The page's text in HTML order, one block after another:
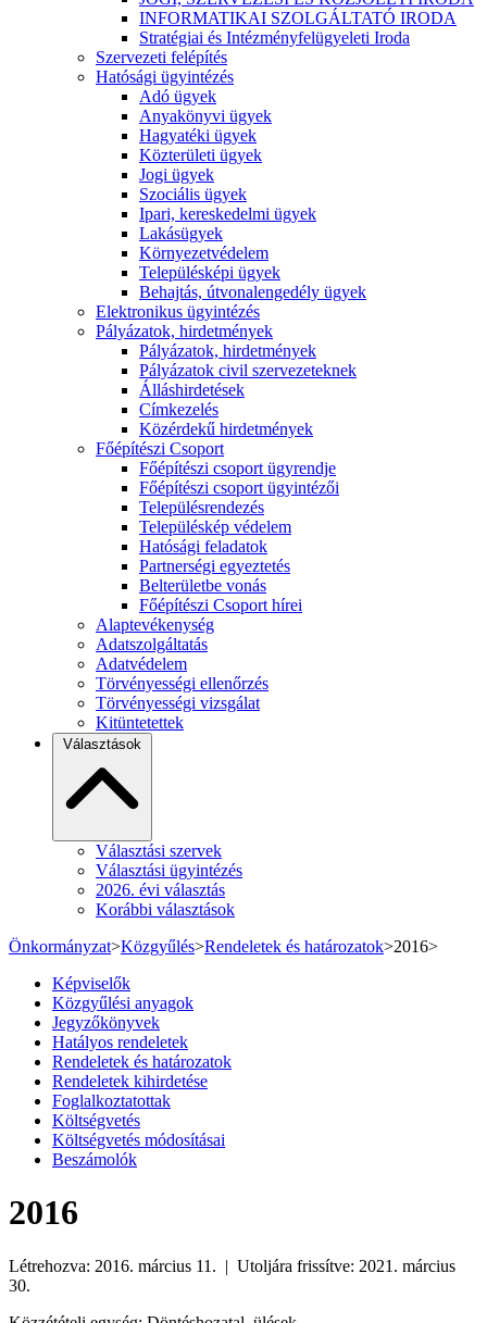
INFORMATIKAI SZOLGÁLTATÓ IRODA
Stratégiai és Intézményfelügyeleti Iroda
Szervezeti felépítés
Hatósági ügyintézés
Adó ügyek
Anyakönyvi ügyek
Hagyatéki ügyek
Közterületi ügyek
Jogi ügyek
Szociális ügyek
Ipari, kereskedelmi ügyek
Lakásügyek
Környezetvédelem
Településképi ügyek
Behajtás, útvonalengedély ügyek
Elektronikus ügyintézés
Pályázatok, hirdetmények
Pályázatok, hirdetmények
Pályázatok civil szervezeteknek
Álláshirdetések
Címkezelés
Közérdekű hirdetmények
Főépítészi Csoport
Főépítészi csoport ügyrendje
Főépítészi csoport ügyintézői
Településrendezés
Településkép védelem
Hatósági feladatok
Partnerségi egyeztetés
Belterületbe vonás
Főépítészi Csoport hírei
Alaptevékenység
Adatszolgáltatás
Adatvédelem
Törvényességi ellenőrzés
Törvényességi vizsgálat
Kitüntetettek
Választások
Választási szervek
Választási ügyintézés
2026. évi választás
Korábbi választások
Önkormányzat>Közgyűlés>Rendeletek és határozatok>2016>
Képviselők
Közgyűlési anyagok
Jegyzőkönyvek
Hatályos rendeletek
Rendeletek és határozatok
Rendeletek kihirdetése
Foglalkoztatottak
Költségvetés
Költségvetés módosításai
Beszámolók
2016
Létrehozva: 2016. március 11. | Utoljára frissítve: 2021. március
30.